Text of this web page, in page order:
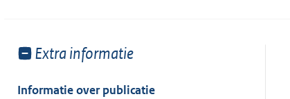
Toon
van:
Extra informatie
Informatie over publicatie